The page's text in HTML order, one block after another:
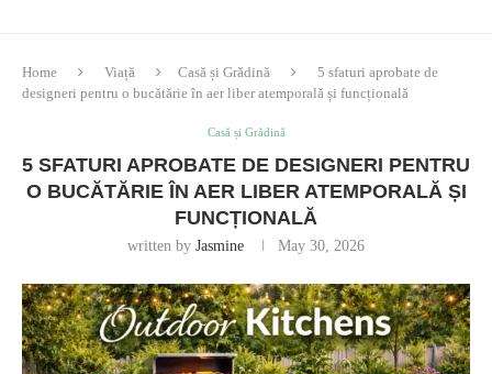
Home Viață Casă și Grădină
5 sfaturi aprobate de
designeri pentru o bucătărie în aer liber atemporală și funcțională
Casă și Grădină
5 SFATURI APROBATE DE DESIGNERI PENTRU
O BUCĂTĂRIE ÎN AER LIBER ATEMPORALĂ ȘI
FUNCȚIONALĂ
written by Jasmine May 30, 2026